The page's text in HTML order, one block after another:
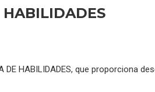
HABILIDADES
DE HABILIDADES, que proporciona